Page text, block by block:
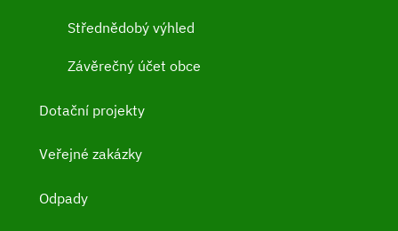
Střednědobý výhled
Závěrečný účet obce
Dotační projekty
Veřejné zakázky
Odpady